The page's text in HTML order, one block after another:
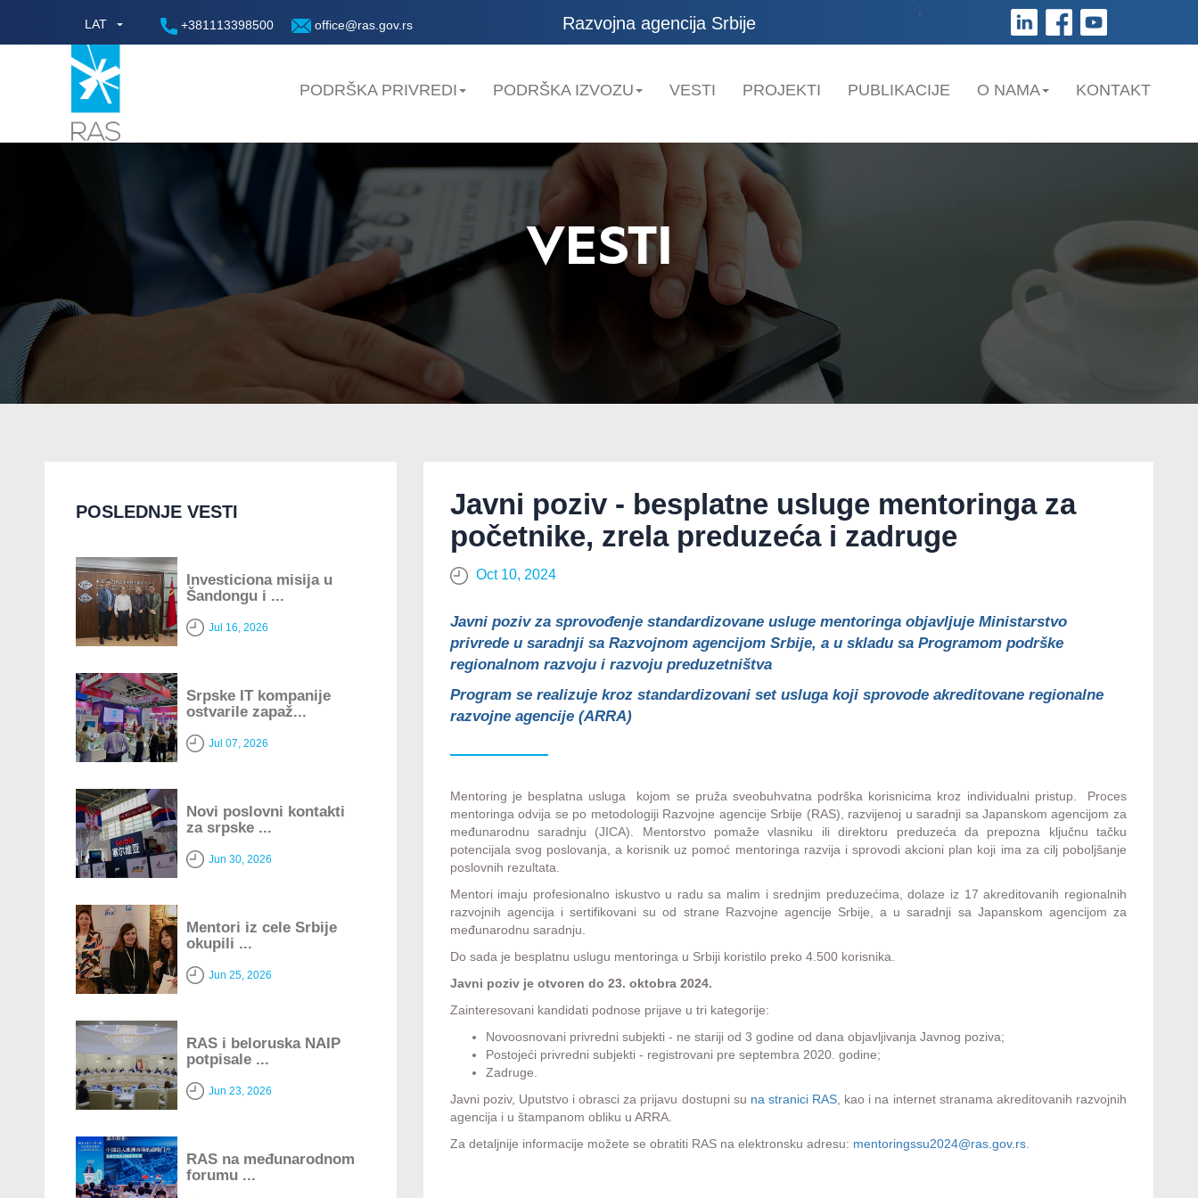
LAT +381113398500 office@ras.gov.rs Razvojna agencija Srbije
;
PODRŠKA PRIVREDI PODRŠKA IZVOZU VESTI PROJEKTI PUBLIKACIJE O NAMA KONTAKT
VESTI
POSLEDNJE VESTI
Investiciona misija u
Šandongu i ...
Jul 16, 2026
Srpske IT kompanije
ostvarile zapaž...
Jul 07, 2026
Novi poslovni kontakti
za srpske ...
Jun 30, 2026
Mentori iz cele Srbije
okupili ...
Jun 25, 2026
RAS i beloruska NAIP
potpisale ...
Jun 23, 2026
RAS na međunarodnom
forumu ...
Javni poziv - besplatne usluge mentoringa za
početnike, zrela preduzeća i zadruge
Oct 10, 2024
Javni poziv za sprovođenje standardizovane usluge mentoringa objavljuje Ministarstvo
privrede u saradnji sa Razvojnom agencijom Srbije, a u skladu sa Programom podrške
regionalnom razvoju i razvoju preduzetništva
Program se realizuje kroz standardizovani set usluga koji sprovode akreditovane regionalne
razvojne agencije (ARRA)
Mentoring je besplatna usluga kojom se pruža sveobuhvatna podrška korisnicima kroz individualni pristup. Proces
mentoringa odvija se po metodologiji Razvojne agencije Srbije (RAS), razvijenoj u saradnji sa Japanskom agencijom za
međunarodnu saradnju (JICA). Mentorstvo pomaže vlasniku ili direktoru preduzeća da prepozna ključnu tačku
potencijala svog poslovanja, a korisnik uz pomoć mentoringa razvija i sprovodi akcioni plan koji ima za cilj poboljšanje
poslovnih rezultata.
Mentori imaju profesionalno iskustvo u radu sa malim i srednjim preduzećima, dolaze iz 17 akreditovanih regionalnih
razvojnih agencija i sertifikovani su od strane Razvojne agencije Srbije, a u saradnji sa Japanskom agencijom za
međunarodnu saradnju.
Do sada je besplatnu uslugu mentoringa u Srbiji koristilo preko 4.500 korisnika.
Javni poziv je otvoren do 23. oktobra 2024.
Zainteresovani kandidati podnose prijave u tri kategorije:
Novoosnovani privredni subjekti - ne stariji od 3 godine od dana objavljivanja Javnog poziva;
Postojeći privredni subjekti - registrovani pre septembra 2020. godine;
Zadruge.
Javni poziv, Uputstvo i obrasci za prijavu dostupni su na stranici RAS , kao i na internet stranama akreditovanih razvojnih
agencija i u štampanom obliku u ARRA.
Za detaljnije informacije možete se obratiti RAS na elektronsku adresu: mentoringssu2024@ras.gov.rs.